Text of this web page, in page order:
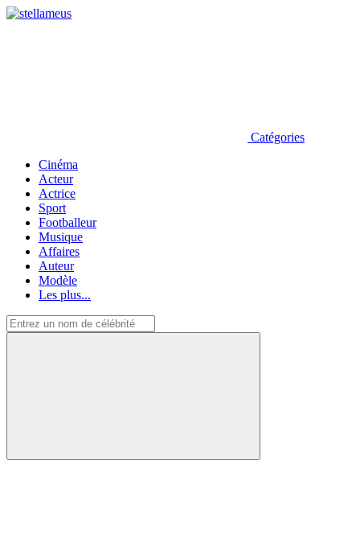
Catégories
Cinéma
Acteur
Actrice
Sport
Footballeur
Musique
Affaires
Auteur
Modèle
Les plus...